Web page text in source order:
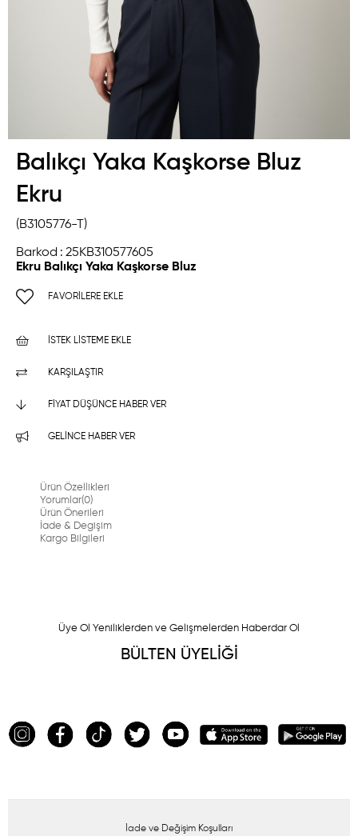
Balıkçı Yaka Kaşkorse Bluz
Ekru
(B3105776-T)
Barkod : 25KB310577605
Ekru Balıkçı Yaka Kaşkorse Bluz
FAVORILERE EKLE
İSTEK LISTEME EKLE
KARŞILAŞTIR
FIYAT DÜŞÜNCE HABER VER
GELINCE HABER VER
Ürün Özellikleri
Yorumlar(0)
Ürün Önerileri
İade & Degişim
Kargo Bilgileri
Üye Ol Yeniliklerden ve Gelişmelerden Haberdar Ol
BÜLTEN ÜYELİĞİ
İade ve Değişim Koşulları